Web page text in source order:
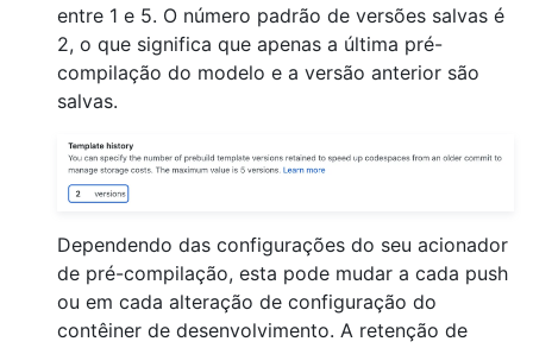
entre 1 e 5. O número padrão de versões salvas é
2, o que significa que apenas a última pré-
compilação do modelo e a versão anterior são
salvas.
Dependendo das configurações do seu acionador
de pré-compilação, esta pode mudar a cada push
ou em cada alteração de configuração do
contêiner de desenvolvimento. A retenção de